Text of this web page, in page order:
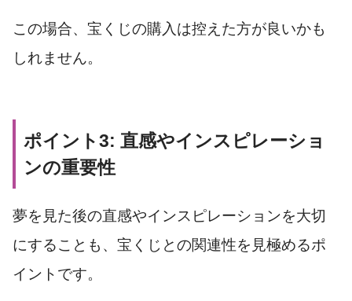
この場合、宝くじの購入は控えた方が良いかも
しれません。
ポイント3: 直感やインスピレーショ
ンの重要性
夢を見た後の直感やインスピレーションを大切
にすることも、宝くじとの関連性を見極めるポ
イントです。